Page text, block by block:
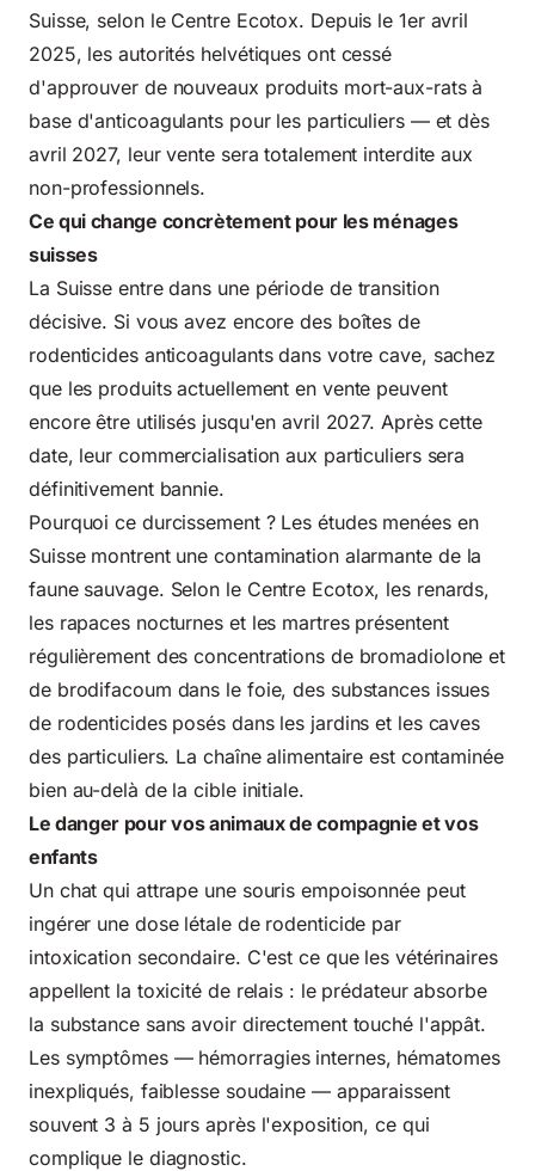
Suisse, selon le Centre Ecotox. Depuis le 1er avril
2025, les autorités helvétiques ont cessé
d'approuver de nouveaux produits mort-aux-rats à
base d'anticoagulants pour les particuliers — et dès
avril 2027, leur vente sera totalement interdite aux
non-professionnels.
Ce qui change concrètement pour les ménages
suisses
La Suisse entre dans une période de transition
décisive. Si vous avez encore des boîtes de
rodenticides anticoagulants dans votre cave, sachez
que les produits actuellement en vente peuvent
encore être utilisés jusqu'en avril 2027. Après cette
date, leur commercialisation aux particuliers sera
définitivement bannie.
Pourquoi ce durcissement ? Les études menées en
Suisse montrent une contamination alarmante de la
faune sauvage. Selon le Centre Ecotox, les renards,
les rapaces nocturnes et les martres présentent
régulièrement des concentrations de bromadiolone et
de brodifacoum dans le foie, des substances issues
de rodenticides posés dans les jardins et les caves
des particuliers. La chaîne alimentaire est contaminée
bien au-delà de la cible initiale.
Le danger pour vos animaux de compagnie et vos
enfants
Un chat qui attrape une souris empoisonnée peut
ingérer une dose létale de rodenticide par
intoxication secondaire. C'est ce que les vétérinaires
appellent la toxicité de relais : le prédateur absorbe
la substance sans avoir directement touché l'appât.
Les symptômes — hémorragies internes, hématomes
inexpliqués, faiblesse soudaine — apparaissent
souvent 3 à 5 jours après l'exposition, ce qui
complique le diagnostic.